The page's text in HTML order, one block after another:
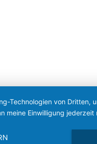
Technologien von
meine Einwilligung